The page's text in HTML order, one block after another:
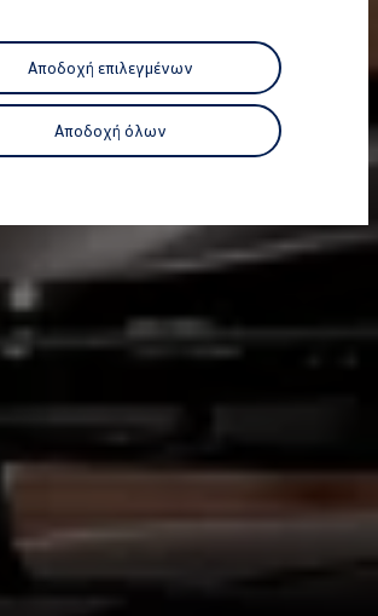
Αποδοχή επιλεγμένων
Αποδοχή όλων
Δίκτυο Volkswagen
Επιδότησης
- 75 Χρόνια Κληρονομιάς
History